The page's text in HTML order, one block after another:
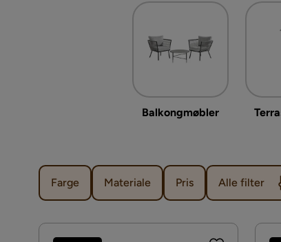
Balkongmøbler
Farge Materiale Pris Alle filter